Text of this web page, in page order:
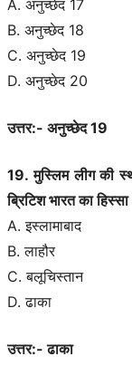
A. अनुच्छेद 17
B. अनुच्छेद 18
C. अनुच्छेद 19
D. अनुच्छेद 20
उत्तर:- अनुच्छेद 19
19. मुस्लिम लीग की
ब्रिटिश भारत का
A. इस्लामाबाद
B. लाहौर
C. बलूचिस्तान
D. ढाका
उत्तर:- ढाका